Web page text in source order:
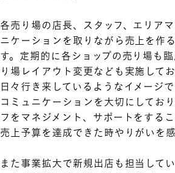
各売り場の店長、スタッフ、エリア
ニケーションを取りながら売上を作
す。定期的に各ショップの売り場も
り場レイアウト変更なども実施して
日々行き来しているようなイメージ
コミュニケーションを大切にしてお
フをマネジメント、サポートをする
売上予算を達成できた時やりがいを
また事業拡大で新規出店も担当して